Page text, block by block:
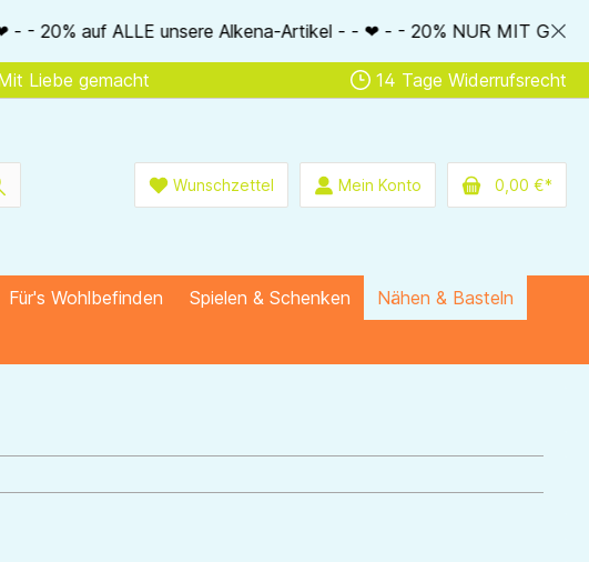
unsere Alkena-Artikel - - ❤ - - 20% NUR MIT
Liebe gemacht 14 Tage Widerrufsrecht
Wunschzettel Mein Konto 0,00 €*
Für's Wohlbefinden Spielen & Schenken
Nähen & Basteln